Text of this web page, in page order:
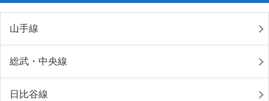
山手線
総武・中央線
日比谷線